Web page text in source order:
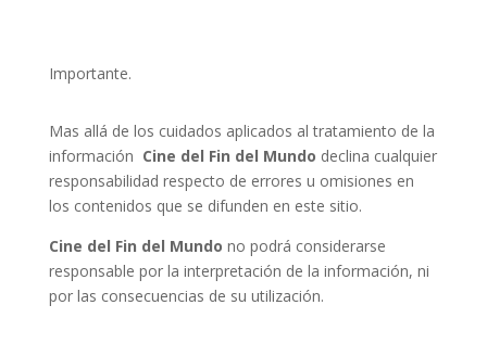
Importante.
Mas allá de los cuidados aplicados al tratamiento de la
información Cine del Fin del Mundo declina cualquier
responsabilidad respecto de errores u omisiones en
los contenidos que se difunden en este sitio.
Cine del Fin del Mundo no podrá considerarse
responsable por la interpretación de la información, ni
por las consecuencias de su utilización.